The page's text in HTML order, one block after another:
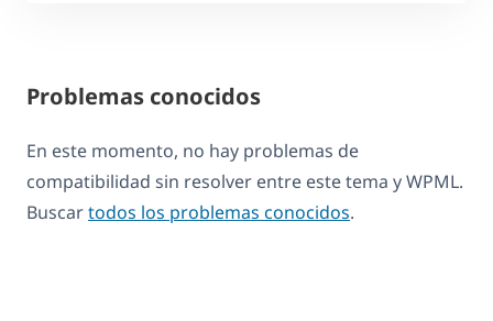
Problemas conocidos
En este momento, no hay problemas de
compatibilidad sin resolver entre este tema y WPML.
Buscartodos los problemas conocidos.